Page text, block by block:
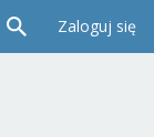
Zaloguj się